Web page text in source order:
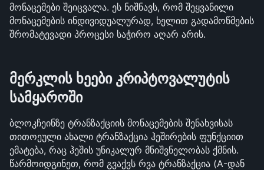
მონაცემები შეიცვალა. ეს ნიშნავს, რომ შეყვანილი
მონაცემების ინდივიდუალურად, ხელით გადამოწმების
შრომატევადი პროცესი საჭირო აღარ არის.
მერკლის ხეები კრიპტოვალუტის
სამყაროში
ბლოკჩეინზე ტრანზაქციის მონაცემების შენახვისას
თითოეული ახალი ტრანზაქცია ჰეშირების ფუნქციით
ემატება, რაც ჰეშის უნიკალურ მნიშვნელობას ქმნის.
წარმოიდგინეთ, რომ გვაქვს რვა ტრანზაქცია (A-დან